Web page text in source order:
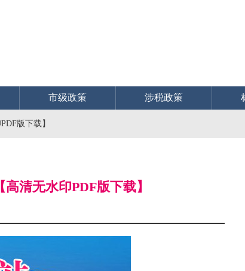
市级政策 涉税政策
版下载】
清无水印PDF版下载】